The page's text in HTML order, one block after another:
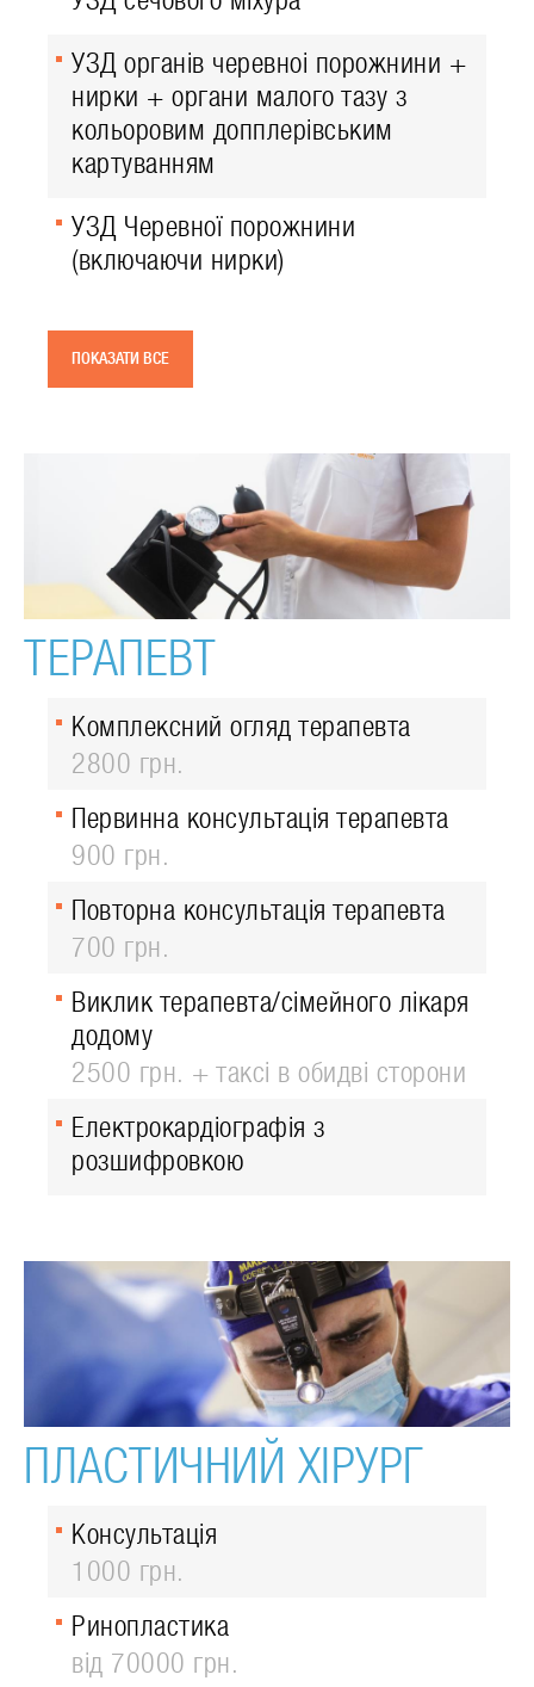
УЗД органів черевноі порожнини +
нирки + органи малого тазу з
кольоровим допплерівським
картуванням
УЗД Черевної порожнини
(включаючи нирки)
ПОКАЗАТИ ВСЕ
ТЕРАПЕВТ
Комплексний огляд терапевта
2800 грн.
Первинна консультація терапевта
900 грн.
Повторна консультація терапевта
700 грн.
Виклик терапевта/сімейного лікаря
додому
2500 грн. + таксі в обидві сторони
Електрокардіографія з
розшифровкою
ПЛАСТИЧНИЙ ХІРУРГ
Консультація
1000 грн.
Ринопластика
від 70000 грн.